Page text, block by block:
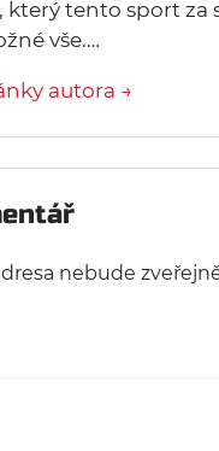
který tento sport za
vše.…
autora →
nebude